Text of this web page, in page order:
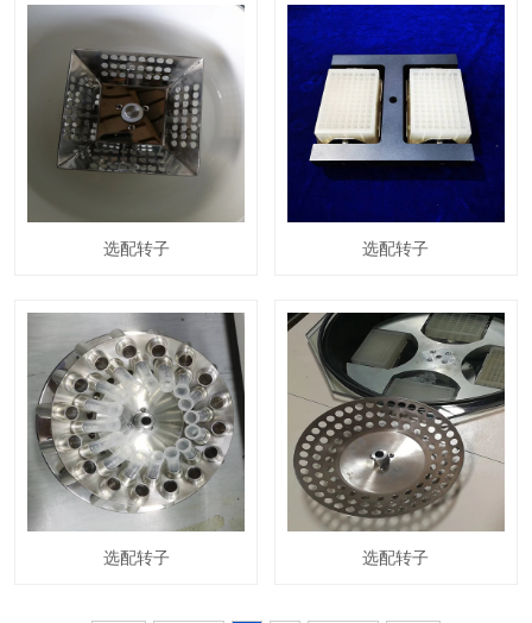
选配转子 选配转子
选配转子 选配转子